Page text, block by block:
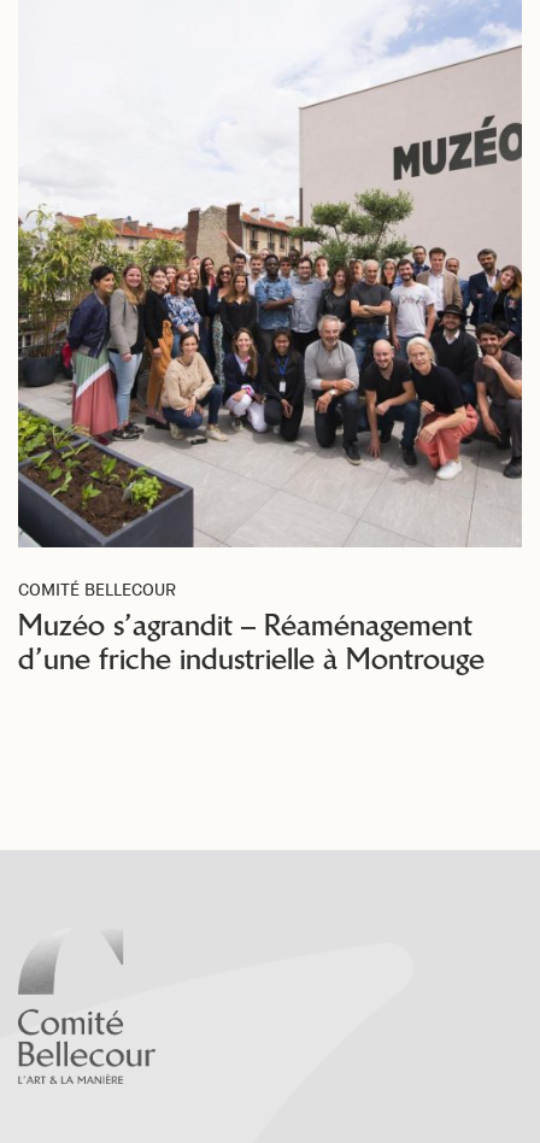
COMITÉ BELLECOUR
Muzéo s’agrandit – Réaménagement
d’une friche industrielle à Montrouge